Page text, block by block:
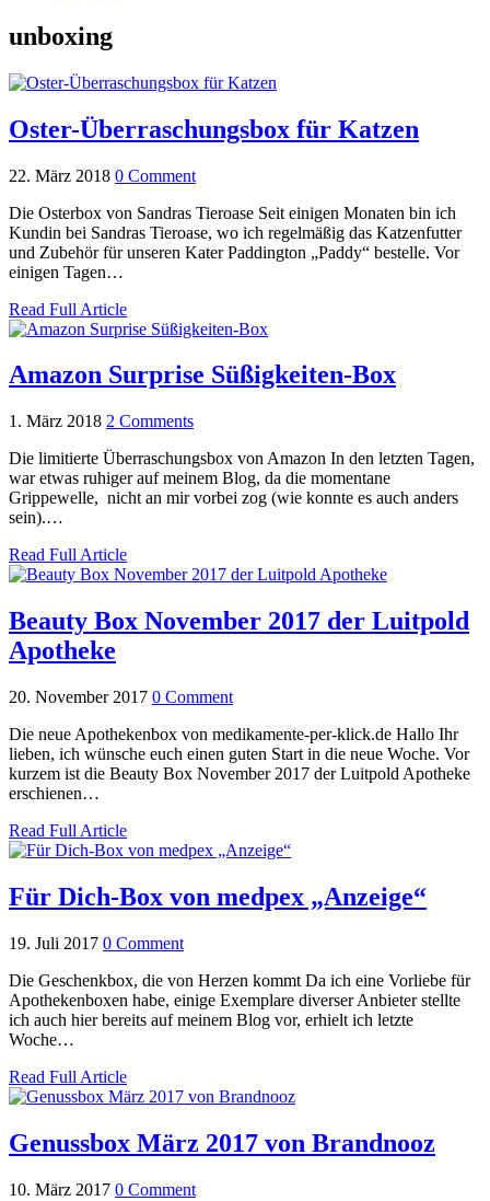
unboxing
Oster-Überraschungsbox für Katzen
22. März 2018 0 Comment
Die Osterbox von Sandras Tieroase Seit einigen Monaten bin ich
Kundin bei Sandras Tieroase, wo ich regelmäßig das Katzenfutter
und Zubehör für unseren Kater Paddington „Paddy“ bestelle. Vor
einigen Tagen…
Read Full Article
Amazon Surprise Süßigkeiten-Box
1. März 2018 2 Comments
Die limitierte Überraschungsbox von Amazon In den letzten Tagen,
war etwas ruhiger auf meinem Blog, da die momentane
Grippewelle, nicht an mir vorbei zog (wie konnte es auch anders
sein).…
Read Full Article
Beauty Box November 2017 der Luitpold
Apotheke
20. November 2017 0 Comment
Die neue Apothekenbox von medikamente-per-klick.de Hallo Ihr
lieben, ich wünsche euch einen guten Start in die neue Woche. Vor
kurzem ist die Beauty Box November 2017 der Luitpold Apotheke
erschienen…
Read Full Article
Für Dich-Box von medpex „Anzeige“
19. Juli 2017 0 Comment
Die Geschenkbox, die von Herzen kommt Da ich eine Vorliebe für
Apothekenboxen habe, einige Exemplare diverser Anbieter stellte
ich auch hier bereits auf meinem Blog vor, erhielt ich letzte
Woche…
Read Full Article
Genussbox März 2017 von Brandnooz
10. März 2017 0 Comment